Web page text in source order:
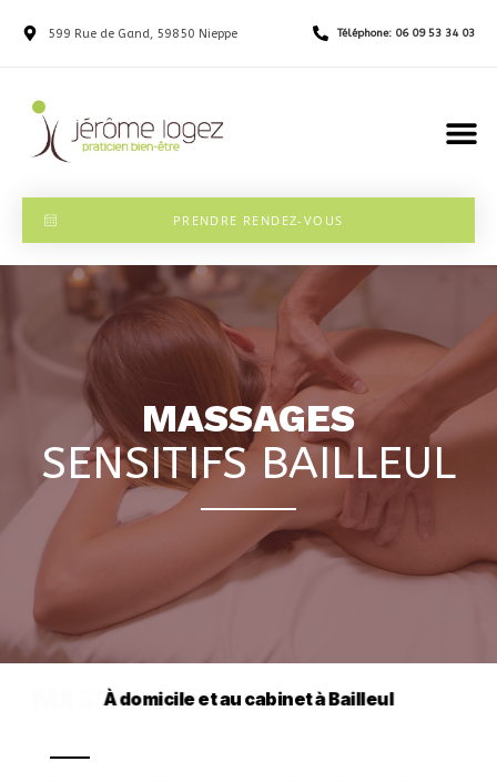
599 Rue de Gand, 59850 Nieppe Téléphone: 06 09 53 34 03
PRENDRE RENDEZ-VOUS
MASSAGES
SENSITIFS BAILLEUL
MASSAGE SENSITIF